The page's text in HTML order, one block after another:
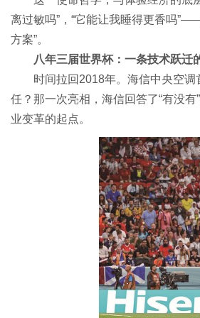
离过敏吗”，“它能让我睡得更香吗
方案”。
八年三届世界杯：一条技术跃迁
时间拉回2018年。海信中央空
任？那一次亮相，海信回答了“有没
业变革的起点。